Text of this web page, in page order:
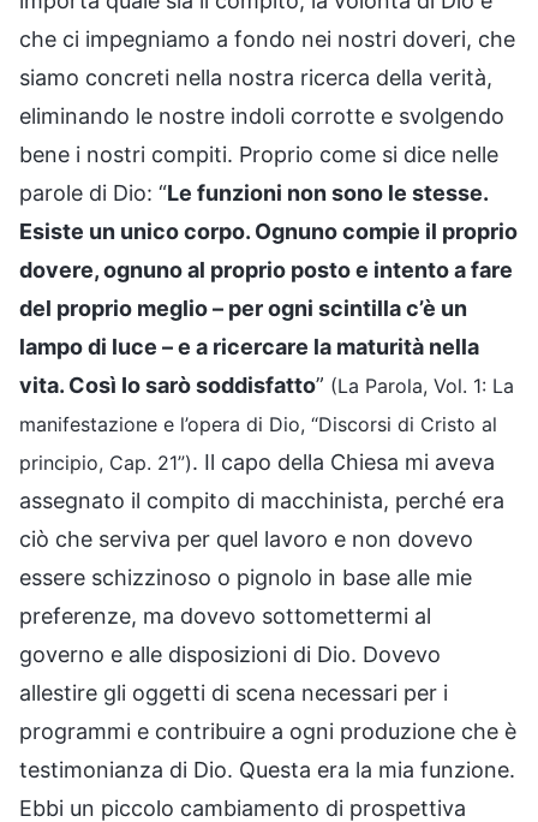
che ci impegniamo a fondo nei nostri doveri, che
siamo concreti nella nostra ricerca della verità,
eliminando le nostre indoli corrotte e svolgendo
bene i nostri compiti. Proprio come si dice nelle
parole di Dio: “Le funzioni non sono le stesse.
Esiste un unico corpo. Ognuno compie il proprio
dovere, ognuno al proprio posto e intento a fare
del proprio meglio – per ogni scintilla c’è un
lampo di luce – e a ricercare la maturità nella
vita. Così Io sarò soddisfatto” (La Parola, Vol. 1: La
manifestazione e l’opera di Dio, “Discorsi di Cristo al
principio, Cap. 21”). Il capo della Chiesa mi aveva
assegnato il compito di macchinista, perché era
ciò che serviva per quel lavoro e non dovevo
essere schizzinoso o pignolo in base alle mie
preferenze, ma dovevo sottomettermi al
governo e alle disposizioni di Dio. Dovevo
allestire gli oggetti di scena necessari per i
programmi e contribuire a ogni produzione che è
testimonianza di Dio. Questa era la mia funzione.
Ebbi un piccolo cambiamento di prospettiva